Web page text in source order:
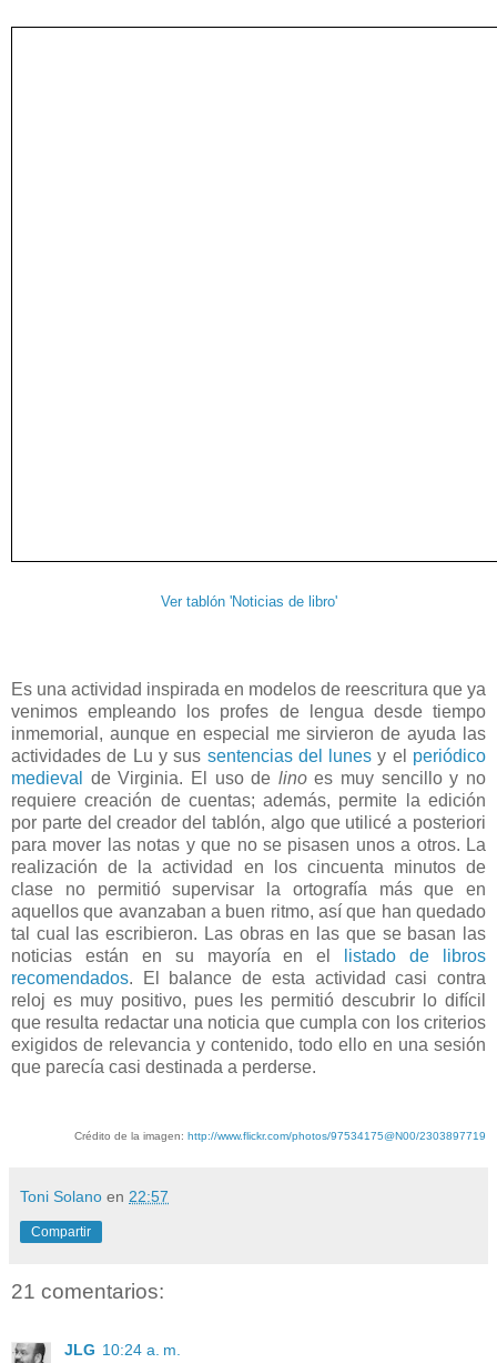
Ver tablón 'Noticias de libro'
Es una actividad inspirada en modelos de reescritura que ya
venimos empleando los profes de lengua desde tiempo
inmemorial, aunque en especial me sirvieron de ayuda las
actividades de Lu y sus sentencias del lunes y el periódico
medieval
de Virginia. El uso de linoes muy sencillo y no
requiere creación de cuentas; además, permite la edición
por parte del creador del tablón, algo que utilicé a posteriori
para mover las notas y que no se pisasen unos a otros. La
realización de la actividad en los cincuenta minutos de
clase no permitió supervisar la ortografía más que en
aquellos que avanzaban a buen ritmo, así que han quedado
tal cual las escribieron. Las obras en las que se basan las
noticias están en su mayoría en el
listado de libros
recomendados. El balance de esta actividad casi contra
reloj es muy positivo, pues les permitió descubrir lo difícil
que resulta redactar una noticia que cumpla con los criterios
exigidos de relevancia y contenido, todo ello en una sesión
que parecía casi destinada a perderse.
Crédito de la imagen: http://www.flickr.com/photos/97534175@N00/2303897719
Toni Solano en 22:57
Compartir
21 comentarios:
JLG 10:24 a. m.